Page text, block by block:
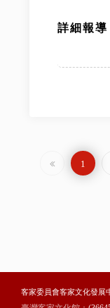
詳細報
1
客家委員會客家文化發展